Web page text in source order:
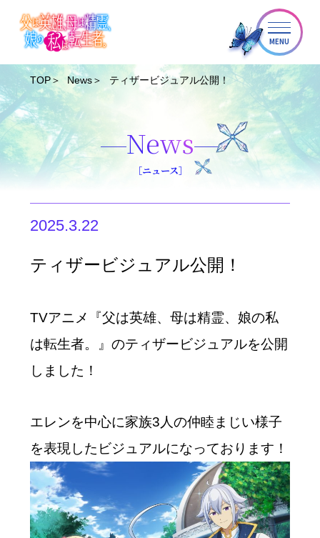
MENU
TOP News ティザービジュアル公開！
News
［ニュース］
2025.3.22
ティザービジュアル公開！
TVアニメ『父は英雄、母は精霊、娘の私
は転生者。』のティザービジュアルを公開
しました！
エレンを中心に家族3人の仲睦まじい様子
を表現したビジュアルになっております！